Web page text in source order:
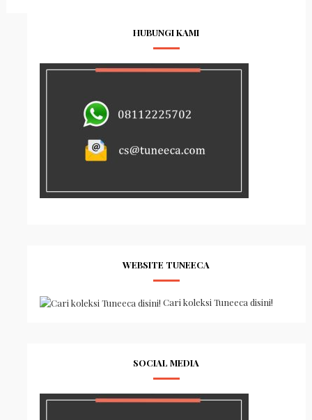
HUBUNGI KAMI
WEBSITE TUNEECA
Cari koleksi Tuneeca disini!
SOCIAL MEDIA